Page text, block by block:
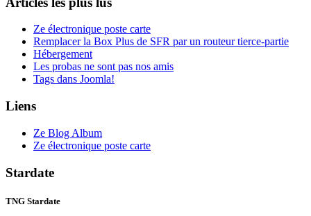
Ze électronique poste carte
Remplacer la Box Plus de SFR par un routeur tierce-partie
Hébergement
Les probas ne sont pas nos amis
Tags dans Joomla!
Liens
Ze Blog Album
Ze électronique poste carte
Stardate
TNG Stardate